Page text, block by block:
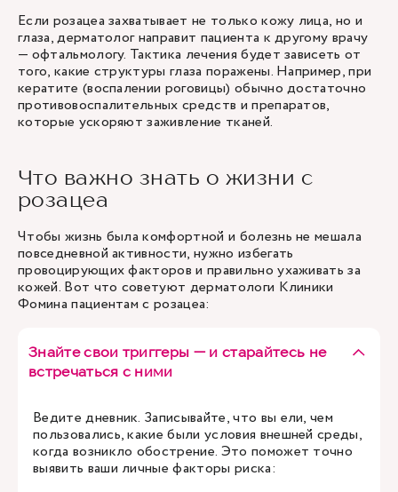
Если розацеа захватывает не только кожу лица, но и
глаза, дерматолог направит пациента к другому врачу
— офтальмологу. Тактика лечения будет зависеть от
того, какие структуры глаза поражены. Например, при
кератите (воспалении роговицы) обычно достаточно
противовоспалительных средств и препаратов,
которые ускоряют заживление тканей.
Что важно знать о жизни с
розацеа
Чтобы жизнь была комфортной и болезнь не мешала
повседневной активности, нужно избегать
провоцирующих факторов и правильно ухаживать за
кожей. Вот что советуют дерматологи Клиники
Фомина пациентам с розацеа:
Знайте свои триггеры — и старайтесь не
встречаться с ними
Ведите дневник. Записывайте, что вы ели, чем
пользовались, какие были условия внешней среды,
когда возникло обострение. Это поможет точно
выявить ваши личные факторы риска: